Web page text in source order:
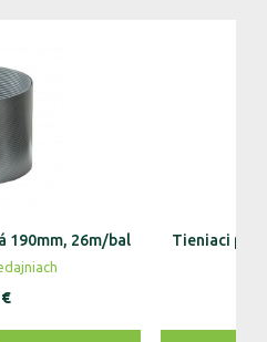
190mm, 26m/bal
€
Tieniaci pás